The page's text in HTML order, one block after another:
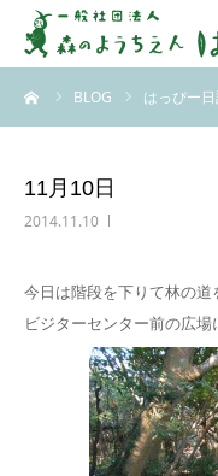
BLOG はっぴー
11月10日
2014.11.10
今日は階段を下りて林の
ビジターセンター前の広場
はっぴーについて
アクセス